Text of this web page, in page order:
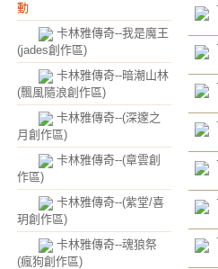
動
卡林雅傳奇--我是魔王
(jades創作區)
卡林雅傳奇--暗潮山林
(飄風隨浪創作區)
卡林雅傳奇--(深邃之
月創作區)
卡林雅傳奇--(章雲創
作區)
卡林雅傳奇--(紫堂/喜
玥創作區)
卡林雅傳奇--魂狼祭
(瘋狗創作區)